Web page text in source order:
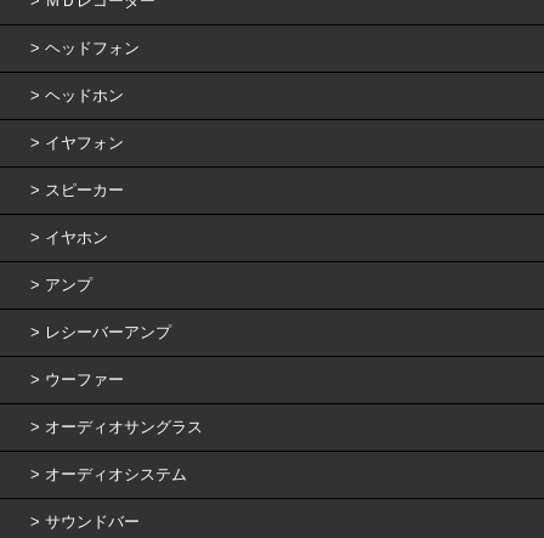
ヘッドフォン
ヘッドホン
イヤフォン
スピーカー
イヤホン
アンプ
レシーバーアンプ
ウーファー
オーディオサングラス
オーディオシステム
サウンドバー